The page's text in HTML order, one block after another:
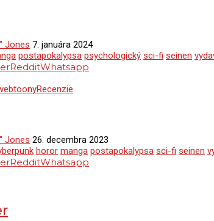
Jones 7. januára 2024
postapokalypsa psychologický sci-fi seinen
RedditWhatsapp
Recenzie
Jones 26. decembra 2023
horor manga postapokalypsa sci-fi seinen
RedditWhatsapp